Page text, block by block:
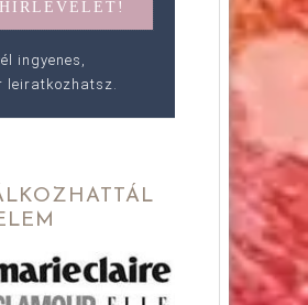
ingyenes,
leiratkozhatsz.